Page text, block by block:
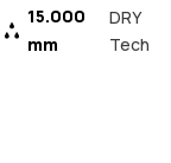
15.000
mm
DRY
Tech